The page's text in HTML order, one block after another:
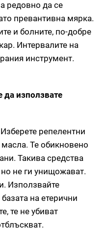
редовно да се
превантивна мярка.
и болните, по-добре
Интервалите на
инструмент.
използвате
репелентни
Те обикновено
Такива средства
не ги унищожават.
Използвайте
на етерични
те не убиват